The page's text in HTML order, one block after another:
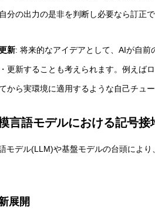
分の出力の是非を判断し必要なら訂正
新: 将来的なアイデアとして、AIが自
更新することも考えられます。例えば
から実環境に適用するような自己チュ
言語モデルにおける記号接
モデル(LLM)や基盤モデルの台頭によ
展開